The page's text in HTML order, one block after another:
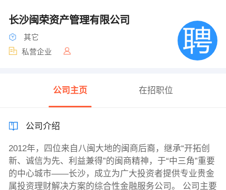
长沙闽荣资产管理有限公司
其它
私营企业
公司主页 在招职位
公司介绍
2012年，四位来自八闽大地的闽商后裔，继承“开拓创
新、诚信为先、利益兼得”的闽商精神，于“中三角”重要
的中心城市——长沙，成立为广大投资者提供专业贵金
属投资理财解决方案的综合性金融服务公司。 公司主要